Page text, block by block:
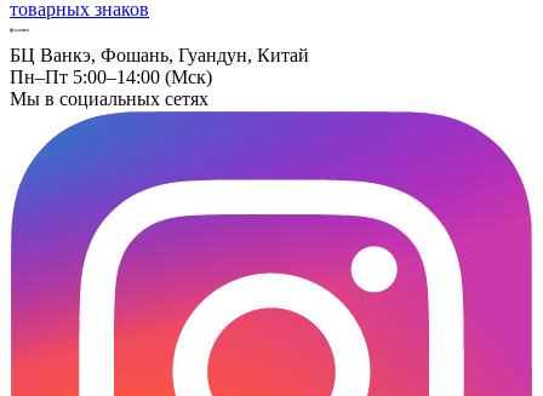
товарных знаков
БЦ Ванкэ, Фошань, Гуандун, Китай
Пн–Пт 5:00–14:00 (Мск)
Мы в социальных сетях